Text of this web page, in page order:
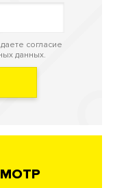
согласие
данных.